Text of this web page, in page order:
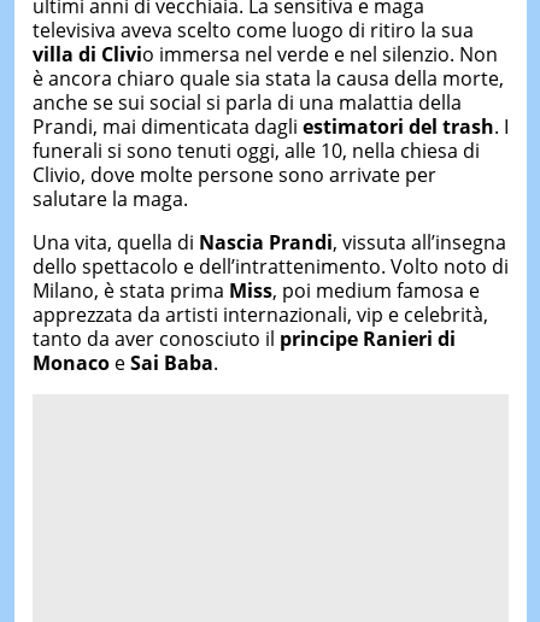
ultimi anni di vecchiaia. La sensitiva e maga
televisiva aveva scelto come luogo di ritiro la sua
villa di Clivio immersa nel verde e nel silenzio. Non
è ancora chiaro quale sia stata la causa della morte,
anche se sui social si parla di una malattia della
Prandi, mai dimenticata dagli estimatori del trash. I
funerali si sono tenuti oggi, alle 10, nella chiesa di
Clivio, dove molte persone sono arrivate per
salutare la maga.
Una vita, quella di Nascia Prandi, vissuta all’insegna
dello spettacolo e dell’intrattenimento. Volto noto di
Milano, è stata prima Miss, poi medium famosa e
apprezzata da artisti internazionali, vip e celebrità,
tanto da aver conosciuto il principe Ranieri di
MonacoeSai Baba.